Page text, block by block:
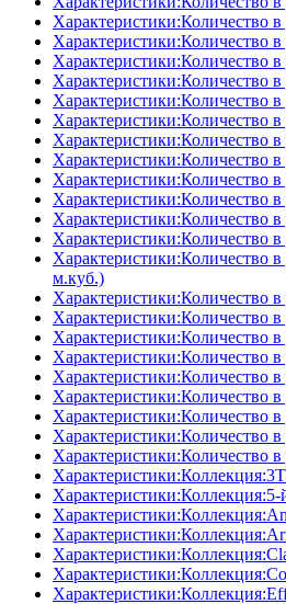
Характеристики:Количество
Характеристики:Количество
Характеристики:Количество
Характеристики:Количество
Характеристики:Количество
Характеристики:Количество
Характеристики:Количество
Характеристики:Количество
Характеристики:Количество
Характеристики:Количество
Характеристики:Количество
Характеристики:Количество
Характеристики:Количество
м.куб.)
Характеристики:Количество
Характеристики:Количество
Характеристики:Количество
Характеристики:Количество
Характеристики:Количество
Характеристики:Количество
Характеристики:Количество
Характеристики:Количество
Характеристики:Количество
Характеристики:Коллекция:3T
Характеристики:Коллекция:5-